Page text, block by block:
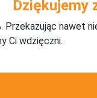
Dziękujemy
nawet
Ci wdzięczni.